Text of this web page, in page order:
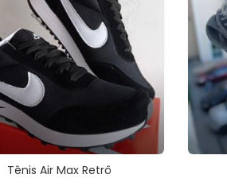
Tênis Air Max Retrô